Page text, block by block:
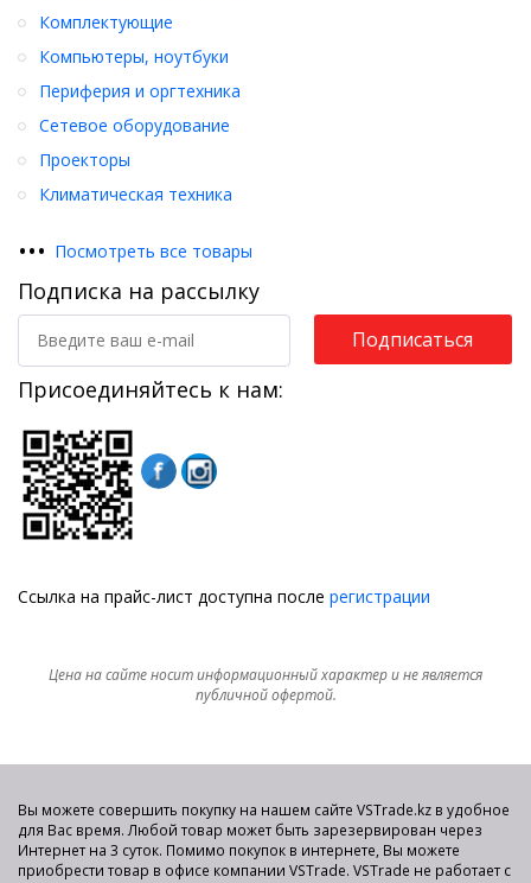
Комплектующие
Компьютеры, ноутбуки
Периферия и оргтехника
Сетевое оборудование
Проекторы
Климатическая техника
••• Посмотреть все товары
Подписка на рассылку
Подписаться
Присоединяйтесь к нам:
Ссылка на прайс-лист доступна после регистрации
Цена на сайте носит информационный характер и не является
публичной офертой.
Вы можете совершить покупку на нашем сайте VSTrade.kz в удобное
для Вас время. Любой товар может быть зарезервирован через
Интернет на 3 суток. Помимо покупок в интернете, Вы можете
приобрести товар в офисе компании VSTrade. VSTrade не работает с